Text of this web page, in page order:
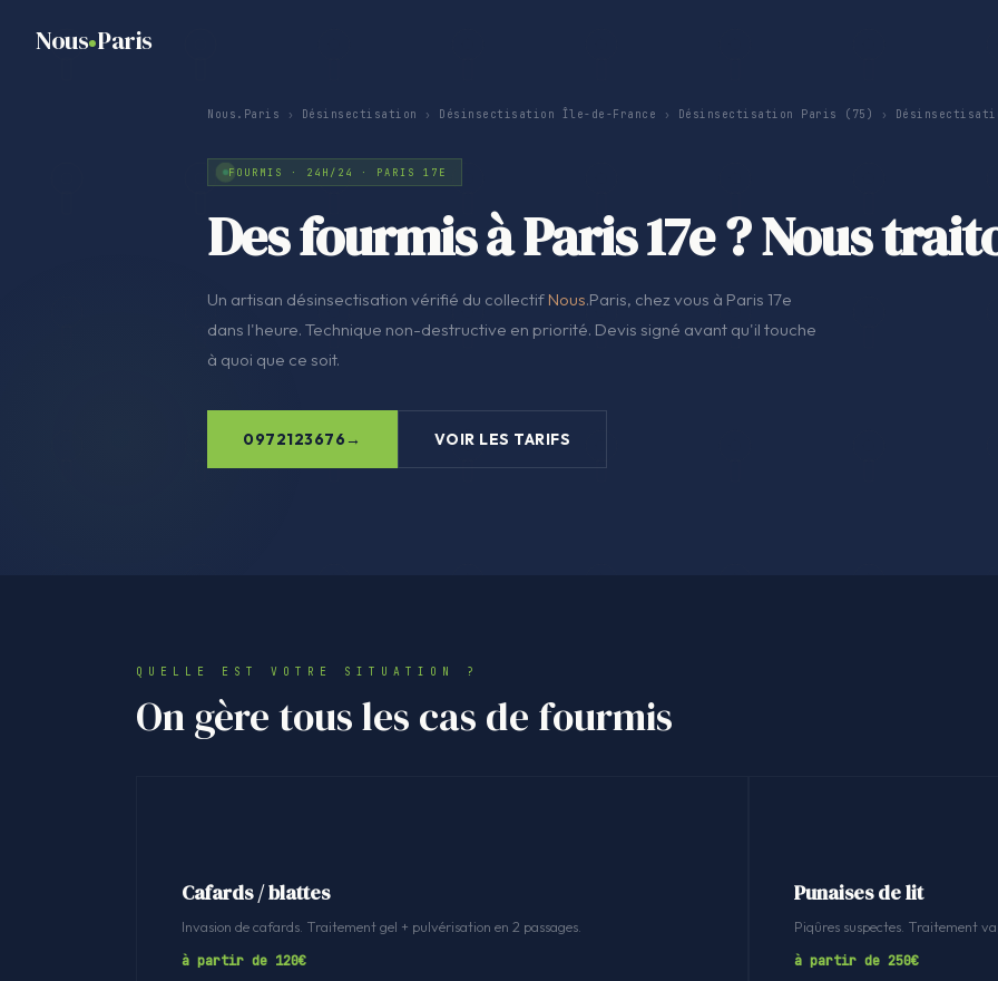
Nous Paris
Nous.Paris › Désinsectisation › Désinsectisation Île-de-France › Désinsectisation Paris (75) ›
FOURMIS · 24H/24 · PARIS 17E
Des fourmis à Paris 17e ? Nous
Un artisan désinsectisation vérifié du collectifNous.Paris, chez vous à Paris 17e
dans l'heure. Technique non-destructive en priorité. Devis signé avant qu'il touche
à quoi que ce soit.
0972123676 VOIR LES TARIFS
QUELLE EST VOTRE SITUATION ?
On gère tous les cas de fourmis
Cafards / blattes
Invasion de cafards. Traitement gel + pulvérisation en 2 passages.
à partir de 120€
Punaises de lit
Piqûres suspectes. Traitement
à partir de 250€